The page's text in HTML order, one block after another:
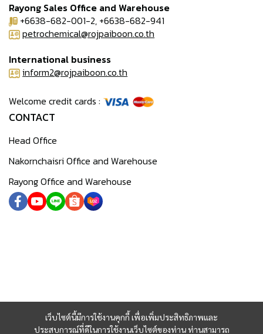
เว็บไซต์นี้มีการใช้งานคุกกี้ เพื่อเพิ่มประสิทธิภาพและ
ประสบการณ์ที่ดีในการใช้งานเว็บไซต์ของท่าน ท่านสามารถ
Rayong Sales Office and Warehouse
+6638-682-001-2, +6638-682-941
petrochemical@rojpaiboon.co.th
International business
inform2@rojpaiboon.co.th
Welcome credit cards :
CONTACT
Head Office
Nakornchaisri Office and Warehouse
Rayong Office and Warehouse